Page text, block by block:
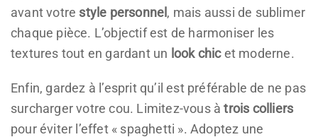
avant votre style personnel, mais aussi de sublimer
chaque pièce. L’objectif est de harmoniser les
textures tout en gardant un look chicet moderne.
Enfin, gardez à l’esprit qu’il est préférable de ne pas
surcharger votre cou. Limitez-vous àtrois colliers
pour éviter l’effet « spaghetti ». Adoptez une